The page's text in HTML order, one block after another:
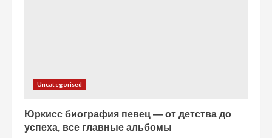
Uncategorised
Юркисс биография певец — от детства до
успеха, все главные альбомы